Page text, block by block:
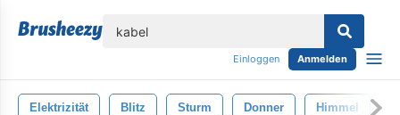
Einloggen Anmelden
Elektrizität Blitz Sturm Donner Himmel